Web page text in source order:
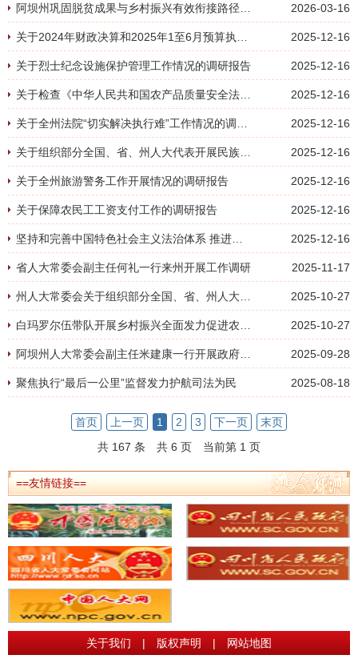
2026-03-16
2025-12-16
关于烈士纪念设施保护管理工作情况的调研报告 2025-12-16
2025-12-16
2025-12-16
2025-12-16
关于全州旅游警务工作开展情况的调研报告 2025-12-16
关于保障农民工工资支付工作的调研报告 2025-12-16
2025-12-16
省人大常委会副主任何礼一行来州开展工作调研 2025-11-17
2025-10-27
2025-10-27
2025-09-28
聚焦执行“最后一公里”监督发力护航司法为民 2025-08-18
首页 上一页 1 2 3 下一页
末页
共 167 条
共 6 页 当前第 1 页
==友情链接==
关于我们 | 版权声明 | 网站地图